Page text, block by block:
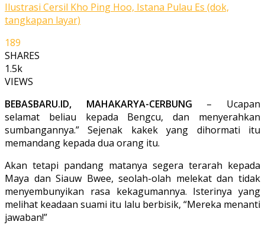
Ilustrasi Cersil Kho Ping Hoo, Istana Pulau Es (dok,
tangkapan layar)
189
SHARES
1.5k
VIEWS
BEBASBARU.ID, MAHAKARYA-CERBUNG – Ucap­an
selamat beliau kepada Bengcu, dan menyerahkan
sumbangannya.” Sejenak kakek yang dihormati itu
memandang kepada dua orang itu.
Akan tetapi pandang matanya segera terarah kepada
Maya dan Siauw Bwee, seolah­-olah melekat dan tidak
menyembunyikan rasa kekagumannya. Isterinya yang
me­lihat keadaan suami itu lalu berbisik, “Mereka menanti
jawaban!”